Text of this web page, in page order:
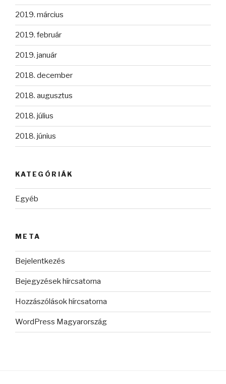
2019. március
2019. február
2019. január
2018. december
2018. augusztus
2018. július
2018. június
KATEGÓRIÁK
Egyéb
META
Bejelentkezés
Bejegyzések hírcsatorna
Hozzászólások hírcsatorna
WordPress Magyarország